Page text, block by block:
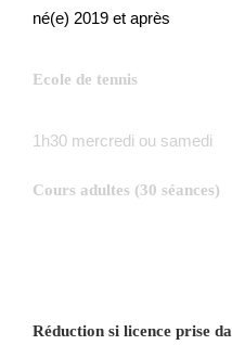
né(e) 2019 et après
Ecole de tennis
1h30 mercredi ou samedi
Cours adultes (30 séances)
Réduction si licence prise